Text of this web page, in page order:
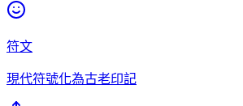
符文
現代符號化為古老印記